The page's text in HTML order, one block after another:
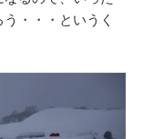
・・・というく